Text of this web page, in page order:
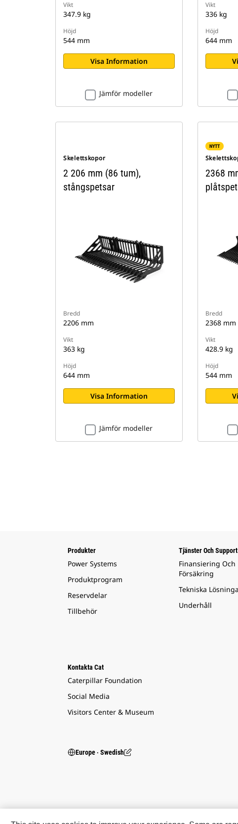
Vikt
347.9 kg
Höjd
544 mm
Visa Information
Jämför modeller
Vikt
336 kg
Höjd
644 mm
Skelettskopor
2 206 mm (86 tum),
stångspetsar
Bredd
2206 mm
Vikt
363 kg
Höjd
644 mm
Visa Information
Jämför modeller
NYTT
2368
Bredd
2368 mm
Vikt
428.9 kg
Höjd
544 mm
Produkter
Power Systems
Produktprogram
Reservdelar
Tillbehör
Tjänster Och Support
Finansiering Och
Försäkring
Tekniska
Underhåll
Kontakta Cat
Caterpillar Foundation
Social Media
Visitors Center & Museum
Europe ‧ Swedish